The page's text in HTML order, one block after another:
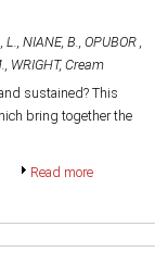
L., NIANE, B., OPUBOR ,
, WRIGHT, Cream
sustained? This
bring together the
Read more